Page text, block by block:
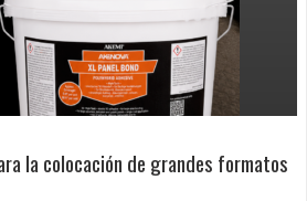
la colocación de grandes formatos